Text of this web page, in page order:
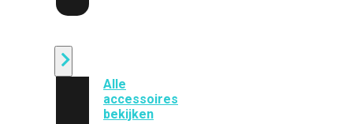
Alle
accessoires
bekijken